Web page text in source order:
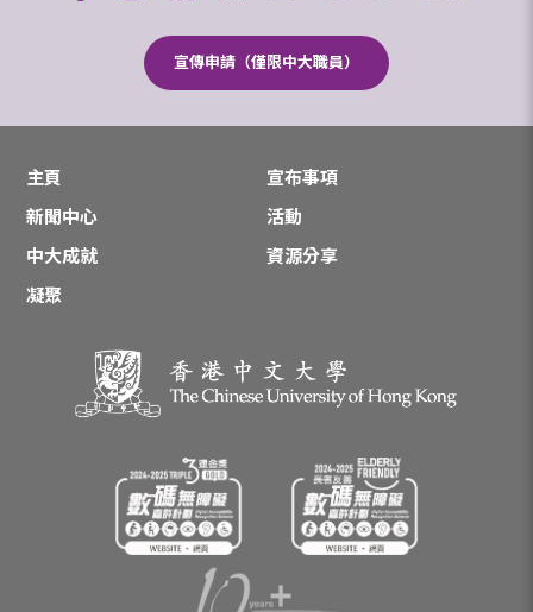
宣傳申請（僅限中大職員）
主頁
宣布事項
新聞中心
活動
中大成就
資源分享
凝聚